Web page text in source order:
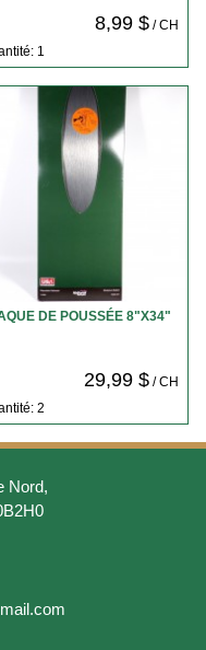
8,99 $/ CH
1
DE POUSSÉE 8"X34"
29,99 $/ CH
2
Nord,